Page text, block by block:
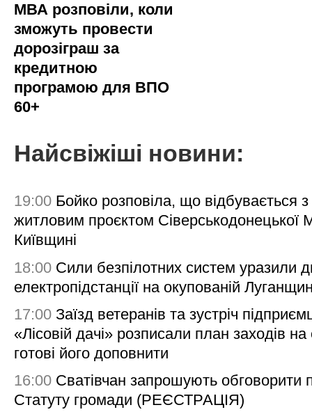
МВА розповіли, коли
зможуть провести
дорозіграш за
кредитною
програмою для ВПО
60+
Найсвіжіші новини:
19:00 Бойко розповіла, що відбувається з
житловим проєктом Сіверськодонецької
Київщині
18:00 Сили безпілотних систем уразили
електропідстанції на окупованій
17:00 Заїзд ветеранів та зустріч
«Лісовій дачі» розписали план заходів на
готові його доповнити
16:00 Сватівчан запрошують обговорити
Статуту громади (РЕЄСТРАЦІЯ)